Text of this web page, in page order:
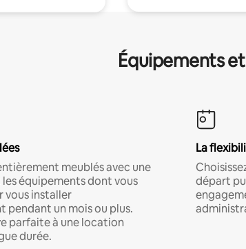
Équipements
meublés avec une
équipements dont vous
vous installer
un mois ou plus.
parfaite à une location
durée.
La
départ